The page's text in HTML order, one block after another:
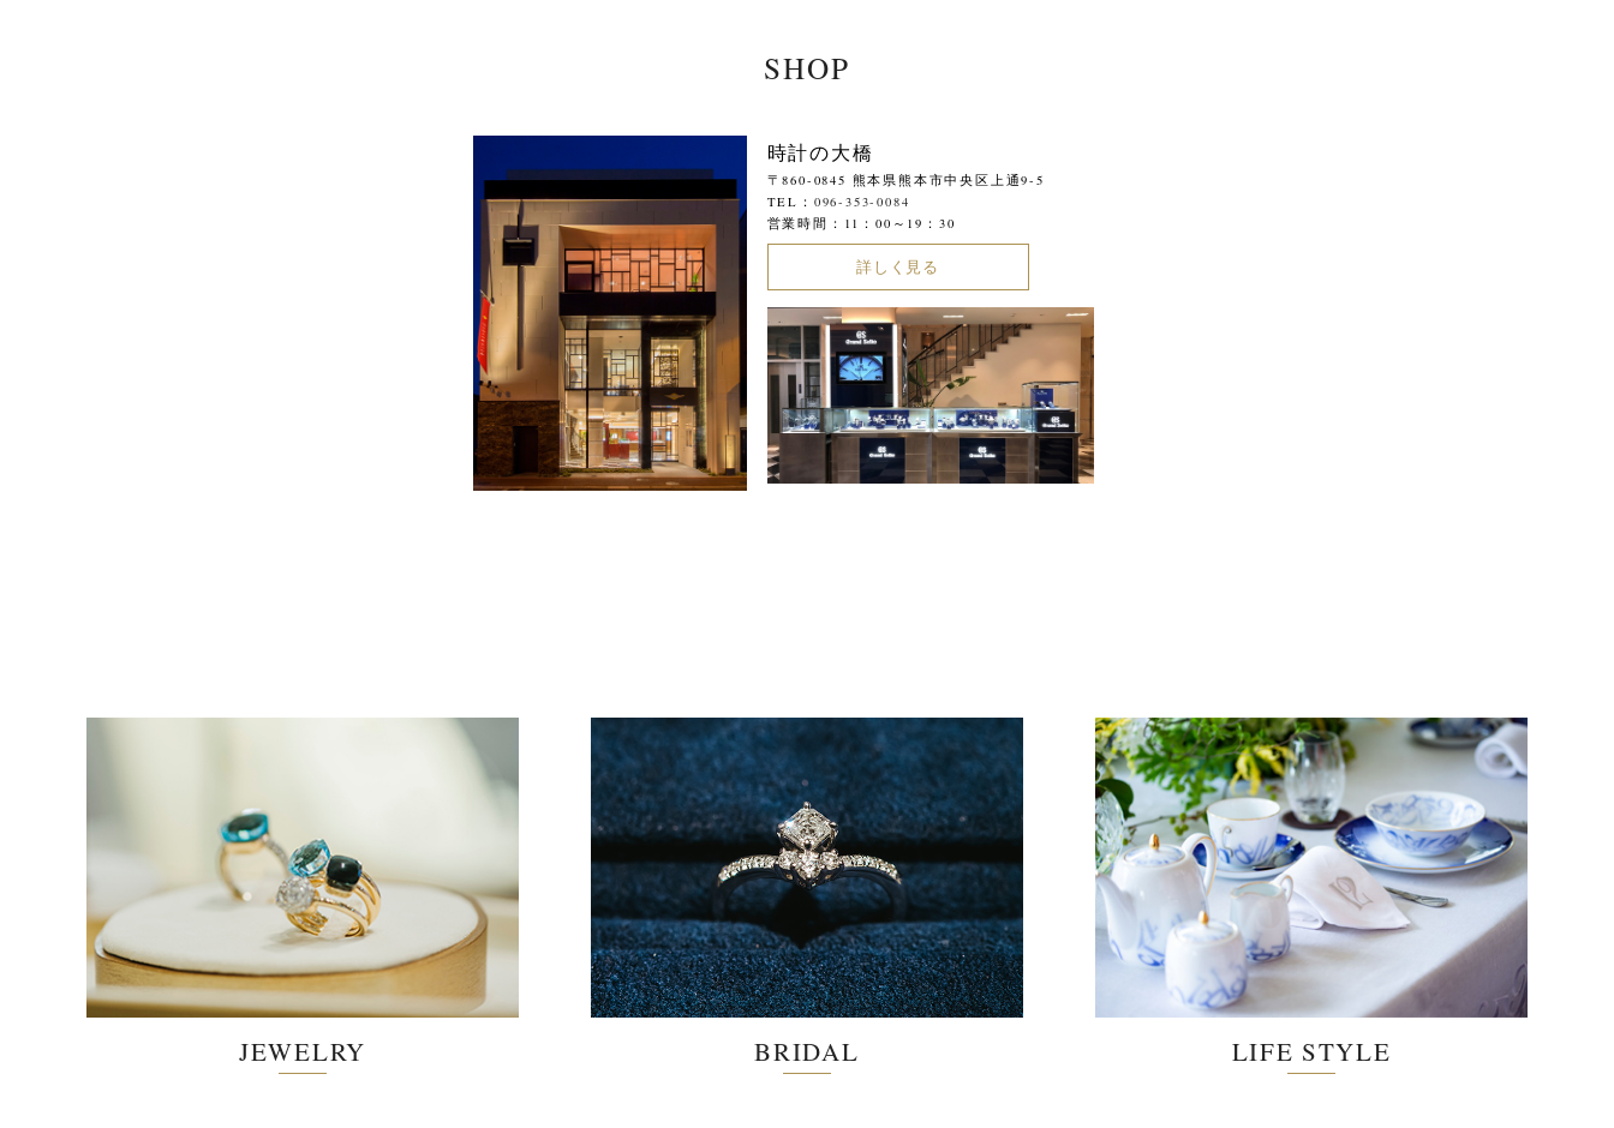
SHOP
時計の大橋
〒860-0845 熊本県熊本市中央区上通9-5
TEL： 096-353-0084
営業時間：11：00～19：30
詳しく見る
JEWELRY BRIDAL LIFE STYLE